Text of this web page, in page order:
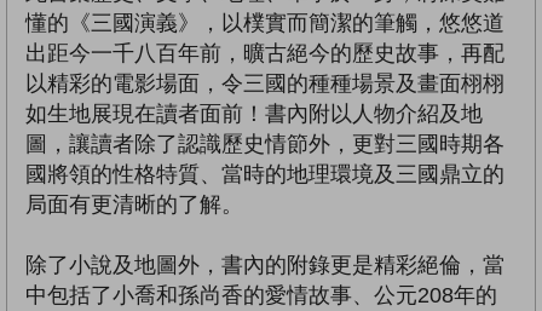
懂的《三國演義》，以樸實而簡潔的筆觸，悠悠道
出距今一千八百年前，曠古絕今的歷史故事，再配
以精彩的電影場面，令三國的種種場景及畫面栩栩
如生地展現在讀者面前！書內附以人物介紹及地
圖，讓讀者除了認識歷史情節外，更對三國時期各
國將領的性格特質、當時的地理環境及三國鼎立的
局面有更清晰的了解。
除了小說及地圖外，書內的附錄更是精彩絕倫，當
中包括了小喬和孫尚香的愛情故事、公元208年的